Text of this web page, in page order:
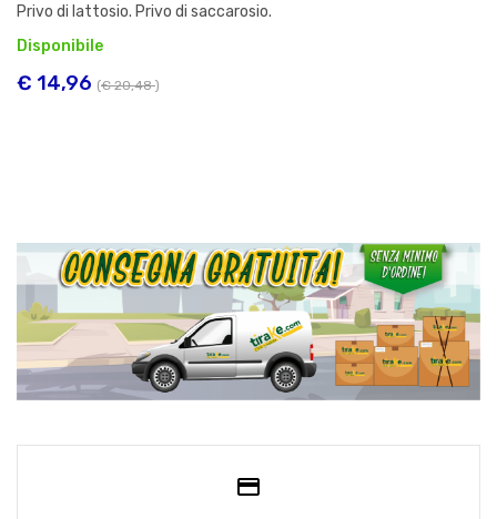
Privo di lattosio. Privo di saccarosio.
Disponibile
€ 14,96 (€ 20,48)